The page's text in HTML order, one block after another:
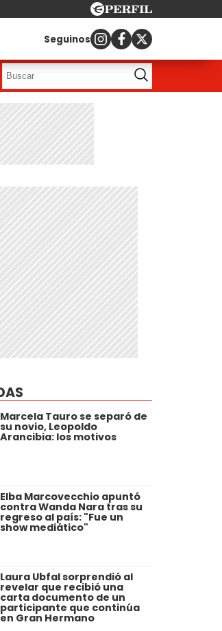
Seguinos
Marcela Tauro se separó de
su novio, Leopoldo
Arancibia: los motivos
Elba Marcovecchio apuntó
contra Wanda Nara tras su
regreso al país: "Fue un
show mediático"
Laura Ubfal sorprendió al
revelar que recibió una
carta documento de un
participante que continúa
en Gran Hermano